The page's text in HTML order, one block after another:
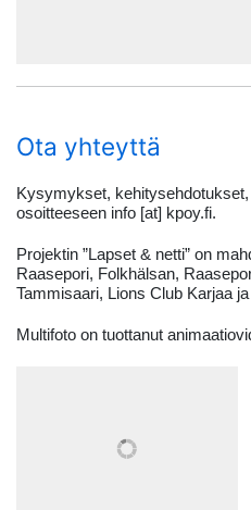
Ota yhteyttä
Kysymykset,
osoitteeseen info [at] kpoy.fi.
Projektin ”Lapset & netti” on
Raasepori, Folkhälsan,
Tammisaari, Lions Club Karjaa
Multifoto on tuottanut